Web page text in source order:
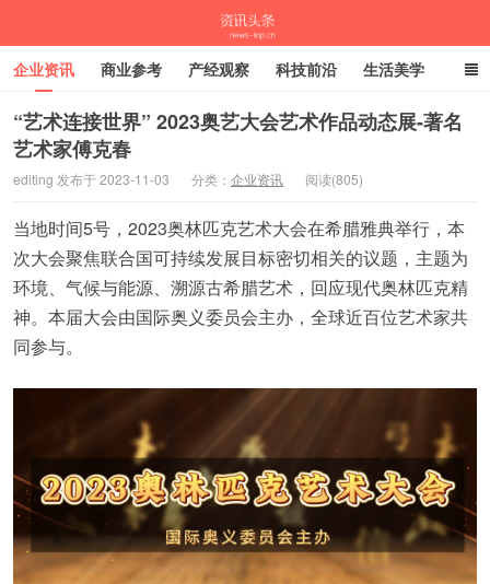
资讯头条
企业资讯 商业参考 产经观察 科技前沿 生活美学
时尚潮流 母婴亲子 专栏
“艺术连接世界” 2023奥艺大会艺术作品动态展-著名
艺术家傅克春
editing 发布于 2023-11-03 分类： 企业资讯 阅读(805)
当地时间5号，2023奥林匹克艺术大会在希腊雅典举行，本
次大会聚焦联合国可持续发展目标密切相关的议题，主题为
环境、气候与能源、溯源古希腊艺术，回应现代奥林匹克精
神。本届大会由国际奥义委员会主办，全球近百位艺术家共
同参与。